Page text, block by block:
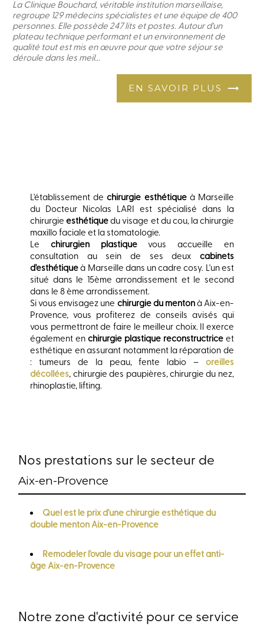
La Clinique Bouchard, véritable institution marseillaise,
regroupe 129 médecins spécialistes et une équipe de 400
personnes. Elle possède 247 lits et postes. Autour d'un
plateau technique performant et un environnement de
qualité tout est mis en œuvre pour que votre séjour se
déroule dans les meil...
EN SAVOIR PLUS
L'établissement dechirurgie esthétiqueà Marseille
du Docteur Nicolas LARI est spécialisé dans la
chirurgie esthétiquedu visage et du cou, la chirurgie
maxillo faciale et la stomatologie.
Le chirurgien plastiquevous accueille en
consultation au sein de ses deux cabinets
d'esthétiqueà Marseille dans un cadre cosy. L'un est
situé dans le 15ème arrondissement et le second
dans le 8 ème arrondissement.
Si vous envisagez une chirurgie du mentonà Aix-en-
Provence, vous profiterez de conseils avisés qui
vous permettront de faire le meilleur choix. Il exerce
également enchirurgie plastique reconstructriceet
esthétique en assurant notamment la réparation de
: tumeurs de la peau, fente labio – oreilles
décollées, chirurgie des paupières, chirurgie du nez,
rhinoplastie, lifting.
Nos prestations sur le secteur de
Aix-en-Provence
Quel est le prix d'une chirurgie esthétique du
double menton Aix-en-Provence
Remodeler l'ovale du visage pour un effet anti-
âge Aix-en-Provence
Notre zone d'activité pour ce service